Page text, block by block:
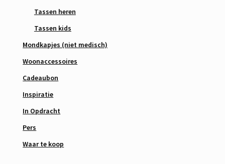
Tassen heren
Tassen kids
Mondkapjes (niet medisch)
Woonaccessoires
Cadeaubon
Inspiratie
In Opdracht
Pers
Waar te koop